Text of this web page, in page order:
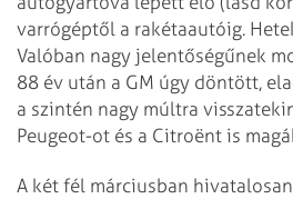
varrógéptől a rakétaautóig.
Valóban nagy jelentőségűnek
88 év után a GM úgy döntött,
a szintén nagy múltra
Peugeot-ot és a Citroënt is
A két fél márciusban